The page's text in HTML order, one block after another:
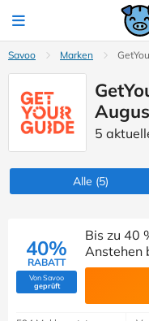
Savoo Marken
5
Alle (5)
40%
RABATT
Von Savoo
geprüft(Von Savoo geprüft)
Bis zu 40
Anstehen